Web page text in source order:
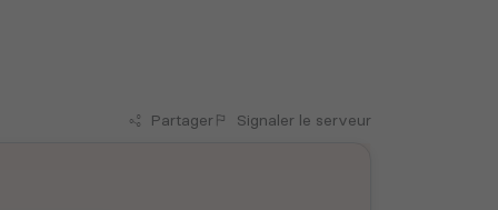
Partager Signaler le serveur